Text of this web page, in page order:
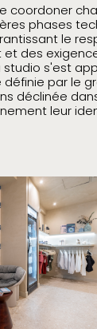
coordoner
phases
le
des
s'est
par le
déclinée
leur